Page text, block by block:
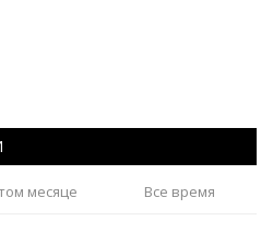
месяце Все время